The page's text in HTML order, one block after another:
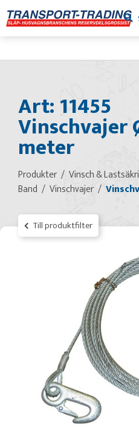
Art: 11455
Vinschvajer
meter
Produkter Vinsch &
Band
Vinschvajer
Till produktfilter